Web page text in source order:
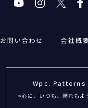
お問い合わせ 会社概
Wpc. Patterns
<心に、いつも、晴れもよ